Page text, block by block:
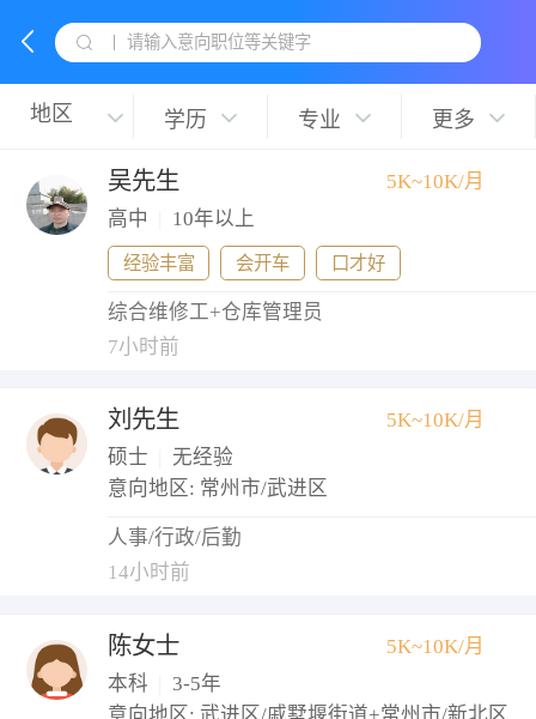
请输入意向职位等关键字
学历 专业 更多
吴先生
5K~10K/月
高中
10年以上
经验丰富 会开车 口才好
综合维修工+仓库管理员
7小时前
刘先生
5K~10K/月
硕士
无经验
意向地区: 常州市/武进区
人事/行政/后勤
14小时前
陈女士
5K~10K/月
本科
3-5年
意向地区: 武进区/戚墅堰街道+常州市/新北区